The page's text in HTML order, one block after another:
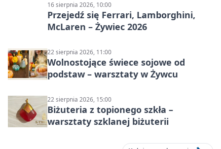
16 sierpnia 2026, 10:00
Przejedź się Ferrari, Lamborghini,
McLaren – Żywiec 2026
22 sierpnia 2026, 11:00
Wolnostojące świece sojowe od
podstaw – warsztaty w Żywcu
22 sierpnia 2026, 15:00
Biżuteria z topionego szkła –
warsztaty szklanej biżuterii